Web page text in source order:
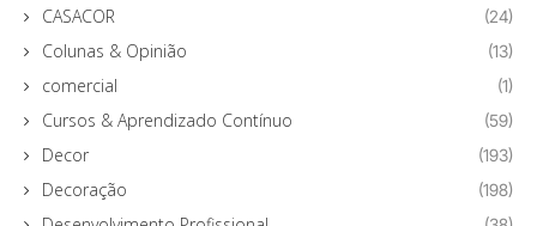
CASACOR (24)
Colunas & Opinião (13)
comercial (1)
Cursos & Aprendizado Contínuo (59)
Decor (193)
Decoração (198)